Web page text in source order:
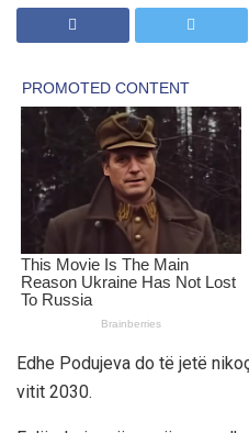
Edhe Podujeva do të jetë
vitit 2030.